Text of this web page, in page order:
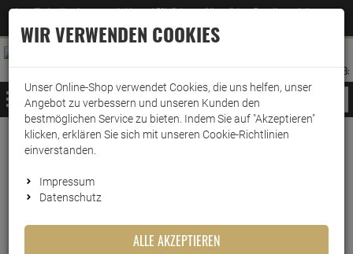
Jetzt für den Newsletter entscheiden und 5% Rabatt auf Ihre nächste Bestellung erhalten
–Zum Newsletter
ANMELDEN
AUFKLAPPEN
MERKZETTEL
WARENKORB:
MENÜ
Wasserfilter Gourmet Edition
Mg2+ für alle BWT
Tischwasserfilter z.B. Penguin
2,7 L Gourmet
WIR VERWENDEN COOKIES
Unser Online-Shop verwendet Cookies, die uns helfen, unser
Angebot zu verbessern und unseren Kunden den
bestmöglichen Service zu bieten. Indem Sie auf "Akzeptieren"
klicken, erklären Sie sich mit unseren Cookie-Richtlinien
einverstanden.
Impressum
Datenschutz
ALLE AKZEPTIEREN